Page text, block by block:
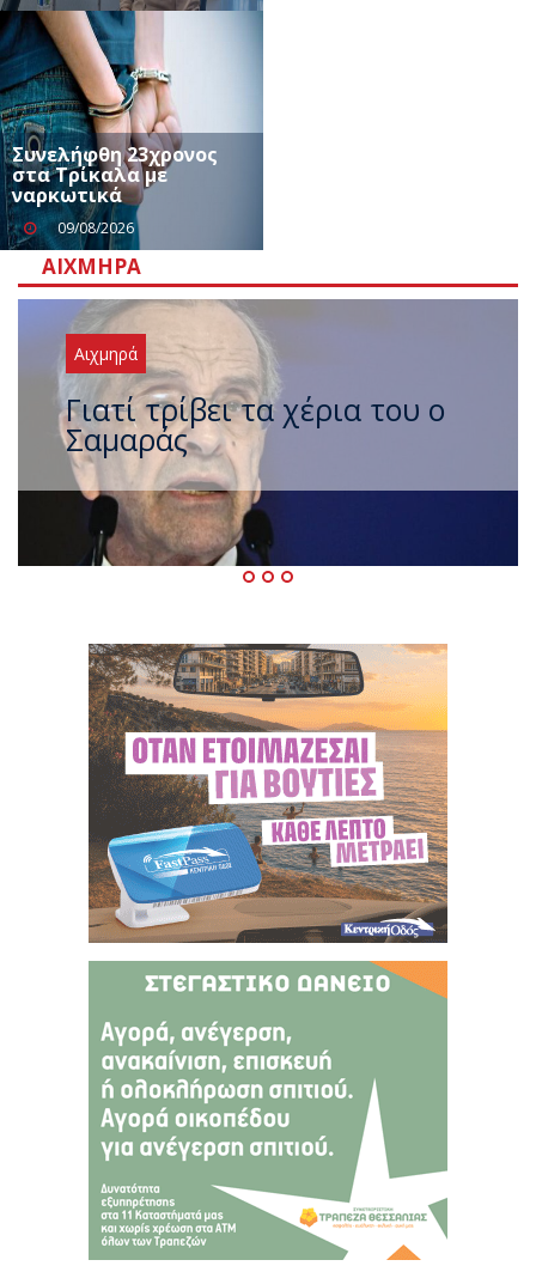
Συνελήφθη 23χρονος
στα Τρίκαλα με
ναρκωτικά
09/08/2026
ΑΙΧΜΗΡΆ
Αιχμηρά
Ξαναχτύπησαν